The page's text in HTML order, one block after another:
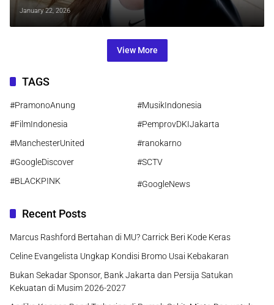
Dunia
January 22, 2026
View More
TAGS
#PramonoAnung
#MusikIndonesia
#FilmIndonesia
#PemprovDKIJakarta
#ManchesterUnited
#ranokarno
#GoogleDiscover
#SCTV
#BLACKPINK
#GoogleNews
Recent Posts
Marcus Rashford Bertahan di MU? Carrick Beri Kode Keras
Celine Evangelista Ungkap Kondisi Bromo Usai Kebakaran
Bukan Sekadar Sponsor, Bank Jakarta dan Persija Satukan
Kekuatan di Musim 2026-2027